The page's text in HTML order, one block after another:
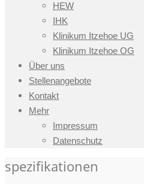
HEW
IHK
Klinikum Itzehoe UG
Klinikum Itzehoe OG
Über uns
Stellenangebote
Kontakt
Mehr
Impressum
Datenschutz
spezifikationen